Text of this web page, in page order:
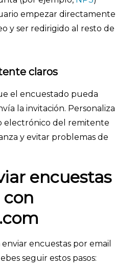
empezar directamente
y ser redirigido al resto de
claros
el encuestado pueda
la invitación. Personaliza
electrónico del remitente
y evitar problemas de
encuestas
enviar encuestas por email
seguir estos pasos: